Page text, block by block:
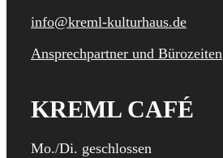
info@kreml-kulturhaus.de
Ansprechpartner und Bürozeiten
KREML CAFÉ
Mo./Di. geschlossen